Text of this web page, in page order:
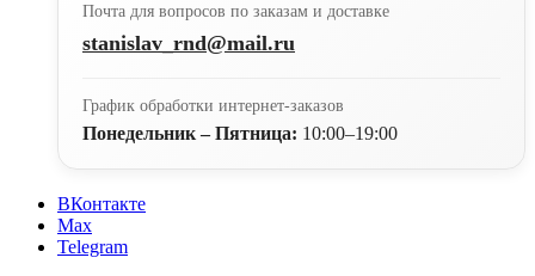
Почта для вопросов по заказам и доставке
stanislav_rnd@mail.ru
График обработки интернет-заказов
Понедельник – Пятница: 10:00–19:00
ВКонтакте
Max
Telegram